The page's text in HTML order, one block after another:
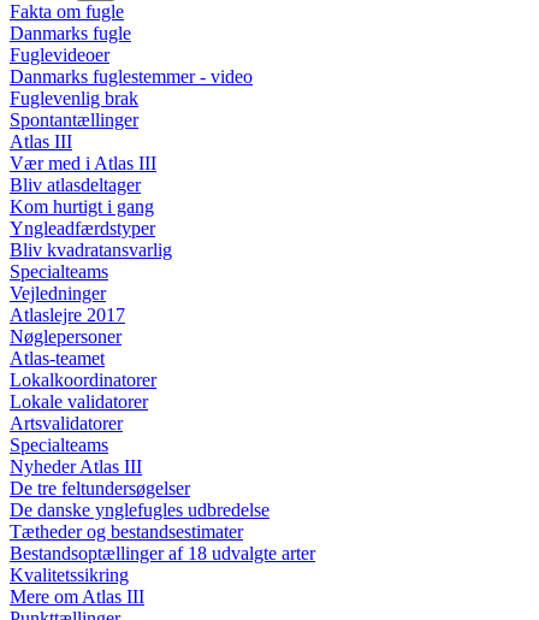
Fakta om fugle
Danmarks fugle
Fuglevideoer
Danmarks fuglestemmer - video
Fuglevenlig brak
Spontantællinger
Atlas III
Vær med i Atlas III
Bliv atlasdeltager
Kom hurtigt i gang
Yngleadfærdstyper
Bliv kvadratansvarlig
Specialteams
Vejledninger
Atlaslejre 2017
Nøglepersoner
Atlas-teamet
Lokalkoordinatorer
Lokale validatorer
Artsvalidatorer
Specialteams
Nyheder Atlas III
De tre feltundersøgelser
De danske ynglefugles udbredelse
Tætheder og bestandsestimater
Bestandsoptællinger af 18 udvalgte arter
Kvalitetssikring
Mere om Atlas III